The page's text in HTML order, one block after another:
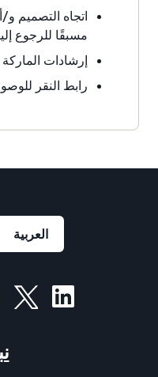
اتجاه التصميم و/
مسبقًا للرجوع
إرشادات الماركة
رابط النقر